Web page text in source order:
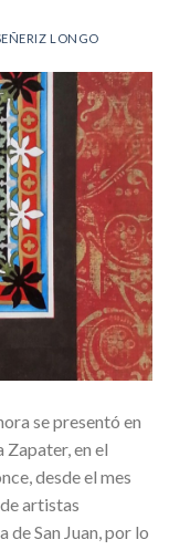
LONGO
se presentó en
Zapater, en el
desde el mes
artistas
San Juan, por lo